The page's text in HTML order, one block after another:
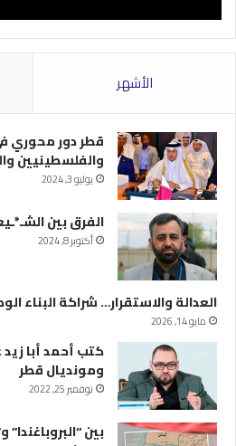
الأشهر
قطر دور محوري
والفلسطينيين
يوليو 3, 2024
الفرق بين
أكتوبر 8, 2024
العدالة والاستقرار… شراكة البناء
مايو 14, 2026
كتب أحمد أبا
ومونديال قطر
نوفمبر 25, 2022
بين